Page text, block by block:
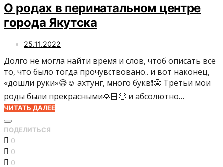
О родах в перинатальном центре
города Якутска
25.11.2022
Долго не могла найти время и слов, чтоб описать всё
то, что было тогда прочувствовано.. и вот наконец,
«дошли руки»😅☺️ ахтунг, много букв❗️🤓 Третьи мои
роды были прекрасными🙏🏻😊 и абсолютно…
ЧИТАТЬ ДАЛЕЕ
ПОДЕЛИТЬСЯ
0
0
0